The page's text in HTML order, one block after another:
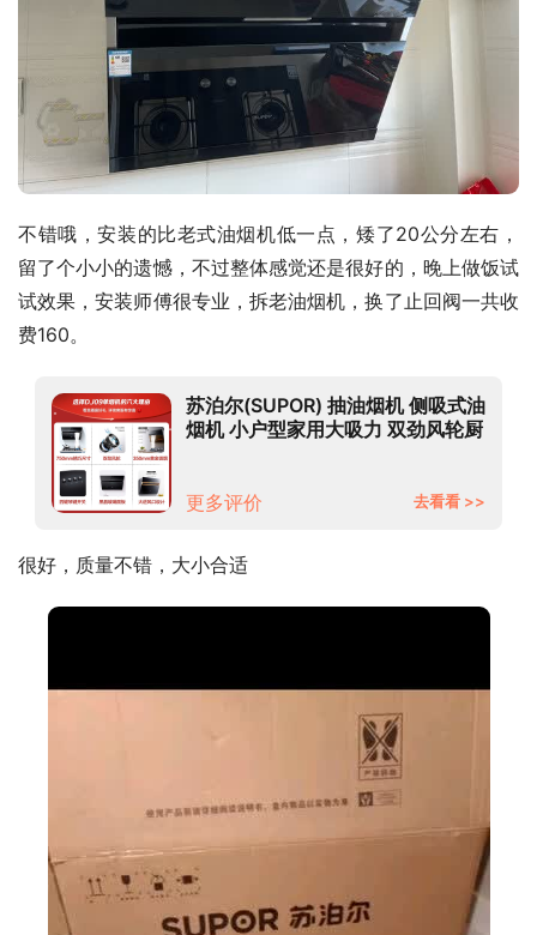
不错哦，安装的比老式油烟机低一点，矮了20公分左右，
留了个小小的遗憾，不过整体感觉还是很好的，晚上做饭试
试效果，安装师傅很专业，拆老油烟机，换了止回阀一共收
费160。
苏泊尔(SUPOR) 抽油烟机 侧吸式油
烟机 小户型家用大吸力 双劲风轮厨
更多评价 去看看 >>
很好，质量不错，大小合适